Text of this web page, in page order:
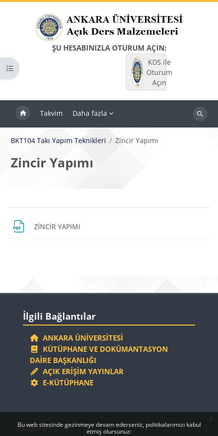
Bu web sitesinde gezinmeye devam ederseniz, politikalarımızı kabul
etmiş olursunuz:
x
ŞU HESABINIZLA OTURUM AÇIN:
KDS ile
Oturum
Açın
Takvim Daha fazla
Dersleri
Kurs dizinini aç
BKT104 Takı Yapım Teknikleri Zincir Yapımı
Zincir Yapımı
Bloklar
Bölüm anahatları
ZİNCİR YAPIMI
Bloklar
İlgili Bağlantılar
ANKARA ÜNIVERSITESI
KÜTÜPHANE VE DOKÜMANTASYON
DAIRE BAŞKANLIĞI
AÇIK ERIŞIM YAYINLAR
E-KÜTÜPHANE
Bloklar
Bloklar
Politikalar